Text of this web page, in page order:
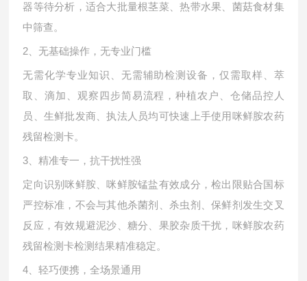
器等待分析，适合大批量根茎菜、热带水果、菌菇食材集
中筛查。
2、无基础操作，无专业门槛
无需化学专业知识、无需辅助检测设备，仅需取样、萃
取、滴加、观察四步简易流程，种植农户、仓储品控人
员、生鲜批发商、执法人员均可快速上手使用咪鲜胺农药
残留检测卡。
3、精准专一，抗干扰性强
定向识别咪鲜胺、咪鲜胺锰盐有效成分，检出限贴合国标
严控标准，不会与其他杀菌剂、杀虫剂、保鲜剂发生交叉
反应，有效规避泥沙、糖分、果胶杂质干扰，咪鲜胺农药
残留检测卡检测结果精准稳定。
4、轻巧便携，全场景通用